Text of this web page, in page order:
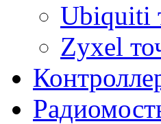
Ubiquiti
Zyxel